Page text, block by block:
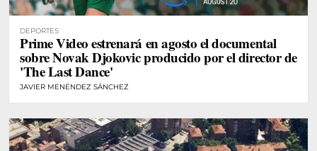
DEPORTES
Prime Video estrenará en agosto el documental
sobre Novak Djokovic producido por el director de
'The Last Dance'
JAVIER MENÉNDEZ SÁNCHEZ